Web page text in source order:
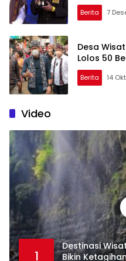
Berita 7
Desa
Lolos 50
Berita 14
Video
1
Destinasi
Bikin